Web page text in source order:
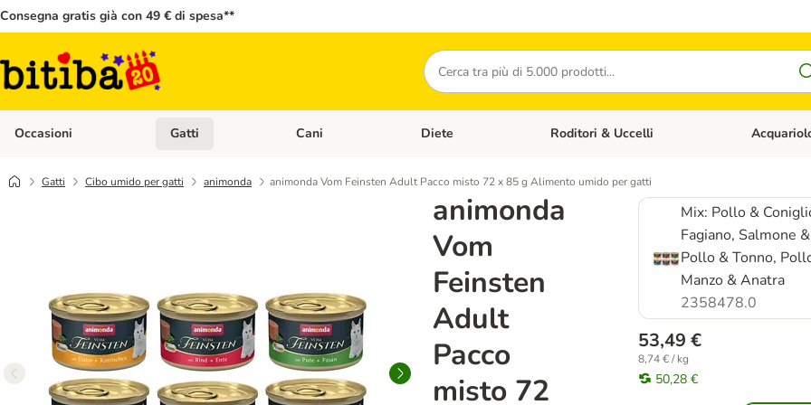
Consegna gratis già con 49 € di spesa**
Cerca
Occasioni Apri Menù Categoria: Occasioni
Gatti Apri Menù Categoria: Gatti
Cani Apri Menù Categoria: Cani
Diete Apri Menù Categoria: Diete
Roditori & Uccelli Apri Menù
Gatti Cibo umido per gatti animonda animonda Vom Feinsten Adult Pacco misto 72 x 85 g Alimento umido per gatti
animonda
Vom
Feinsten
Adult
Pacco
misto 72
Mix: Pollo &
Fagiano, Salmone
Pollo & Tonno,
Manzo & Anatra
2358478.0
53,49 €
8,74 € / kg
50,28 €